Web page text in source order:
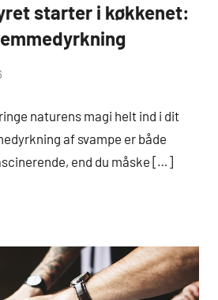
starter i køkkenet:
naturens magi helt ind i dit
af svampe er både
end du måske […]